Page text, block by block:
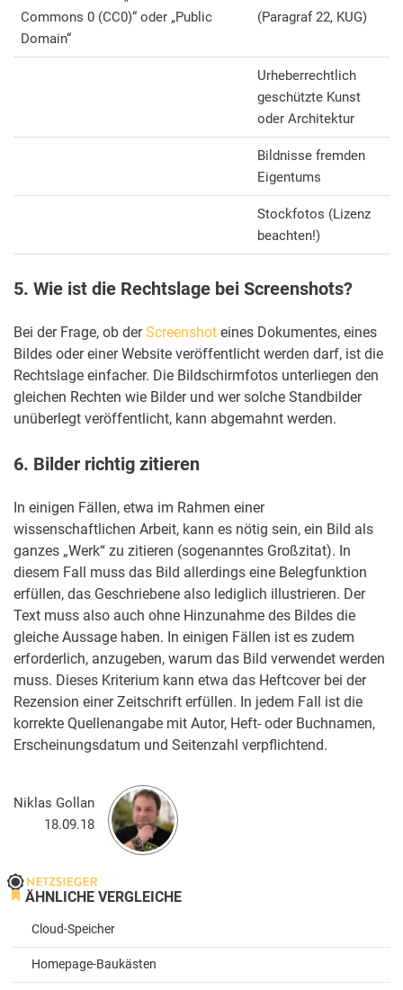
Commons 0 (CC0)“ oder „Public
Domain“
(Paragraf 22, KUG)
Urheberrechtlich
geschützte Kunst
oder Architektur
Bildnisse fremden
Eigentums
Stockfotos (Lizenz
beachten!)
5. Wie ist die Rechtslage bei Screenshots?
Bei der Frage, ob derScreenshot eines Dokumentes, eines
Bildes oder einer Website veröffentlicht werden darf, ist die
Rechtslage einfacher. Die Bildschirmfotos unterliegen den
gleichen Rechten wie Bilder und wer solche Standbilder
unüberlegt veröffentlicht, kann abgemahnt werden.
6. Bilder richtig zitieren
In einigen Fällen, etwa im Rahmen einer
wissenschaftlichen Arbeit, kann es nötig sein, ein Bild als
ganzes „Werk“ zu zitieren (sogenanntes Großzitat). In
diesem Fall muss das Bild allerdings eine Belegfunktion
erfüllen, das Geschriebene also lediglich illustrieren. Der
Text muss also auch ohne Hinzunahme des Bildes die
gleiche Aussage haben. In einigen Fällen ist es zudem
erforderlich, anzugeben, warum das Bild verwendet werden
muss. Dieses Kriterium kann etwa das Heftcover bei der
Rezension einer Zeitschrift erfüllen. In jedem Fall ist die
korrekte Quellenangabe mit Autor, Heft- oder Buchnamen,
Erscheinungsdatum und Seitenzahl verpflichtend.
Niklas Gollan
18.09.18
ÄHNLICHE VERGLEICHE
Cloud-Speicher
Homepage-Baukästen